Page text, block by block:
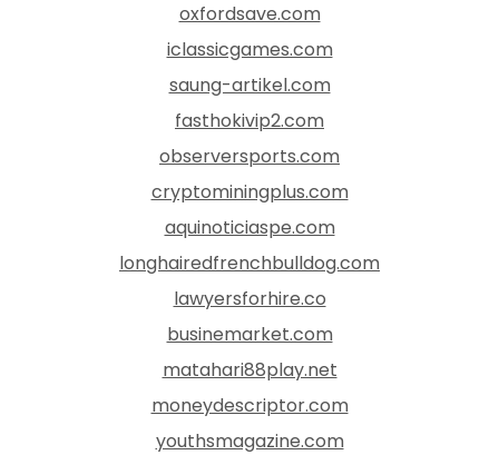
oxfordsave.com
iclassicgames.com
saung-artikel.com
fasthokivip2.com
observersports.com
cryptominingplus.com
aquinoticiaspe.com
longhairedfrenchbulldog.com
lawyersforhire.co
businemarket.com
matahari88play.net
moneydescriptor.com
youthsmagazine.com